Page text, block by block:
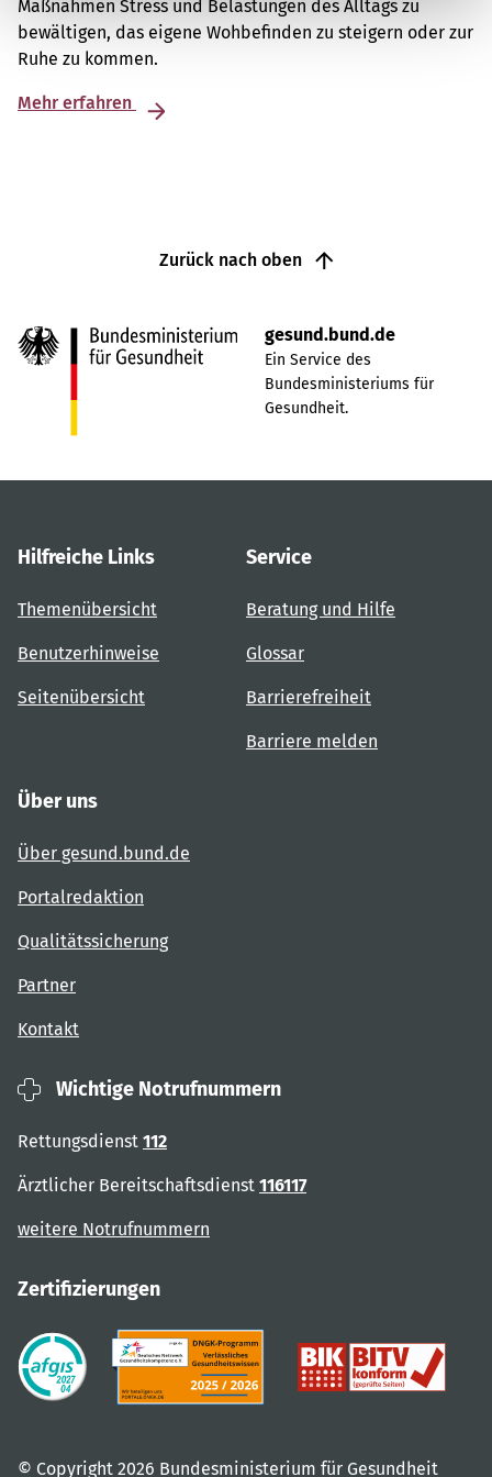
Maßnahmen Stress und Belastungen des Alltags zu
bewältigen, das eigene Wohbefinden zu steigern oder zur
Ruhe zu kommen.
Mehr erfahren
Zurück nach oben
gesund.bund.de
Ein Service des
Bundesministeriums für
Gesundheit.
Hilfreiche Links
Themenübersicht
Benutzerhinweise
Seitenübersicht
Service
Beratung und Hilfe
Glossar
Barrierefreiheit
Barriere melden
Über uns
Über gesund.bund.de
Portalredaktion
Qualitätssicherung
Partner
Kontakt
Wichtige Notrufnummern
Rettungsdienst 112
Ärztlicher Bereitschaftsdienst 116117
weitere Notrufnummern
Zertifizierungen
© Copyright 2026 Bundesministerium für Gesundheit